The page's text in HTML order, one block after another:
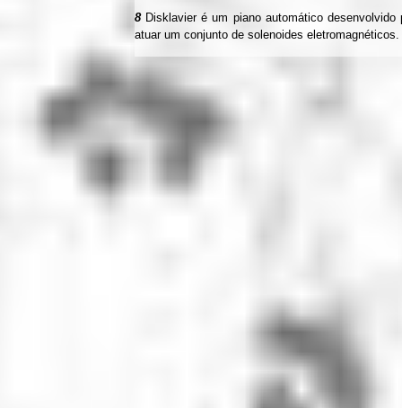
8Disklavier é um piano automático
atuar um conjunto de solenoides eletromagnéticos.